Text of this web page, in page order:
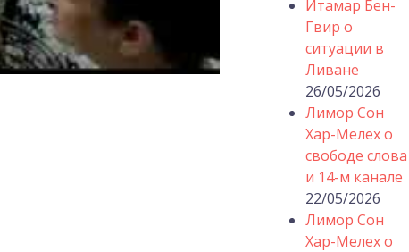
Итамар Бен-
Гвир о
ситуации в
Ливане
26/05/2026
Лимор Сон
Хар-Мелех о
свободе слова
и 14-м канале
22/05/2026
Лимор Сон
Хар-Мелех о